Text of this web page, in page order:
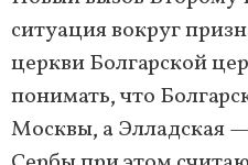
ситуация вокруг
церкви Болгарской
понимать, что
Москвы, а Элладская